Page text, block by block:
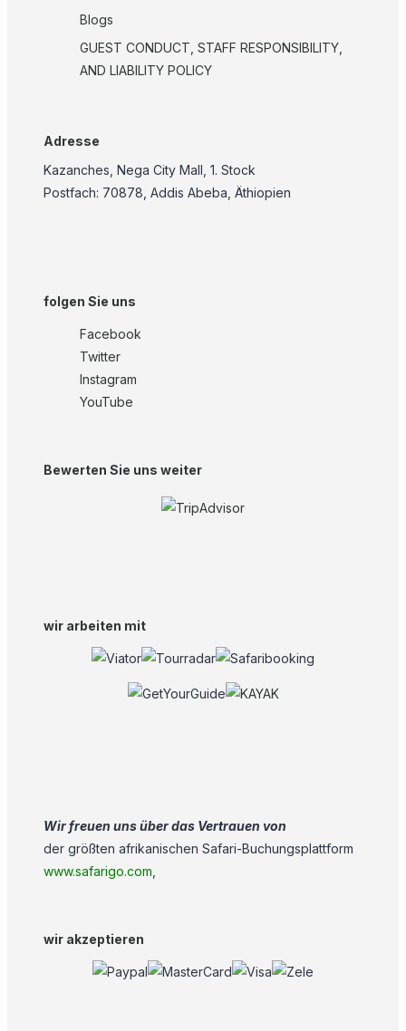
Blogs
GUEST CONDUCT, STAFF RESPONSIBILITY,
AND LIABILITY POLICY
Adresse
Kazanches, Nega City Mall, 1. Stock
Postfach: 70878, Addis Abeba, Äthiopien
folgen Sie uns
Facebook
Twitter
Instagram
YouTube
Bewerten Sie uns weiter
wir arbeiten mit
Wir freuen uns über das Vertrauen von
der größten afrikanischen Safari-Buchungsplattform
www.safarigo.com
wir akzeptieren